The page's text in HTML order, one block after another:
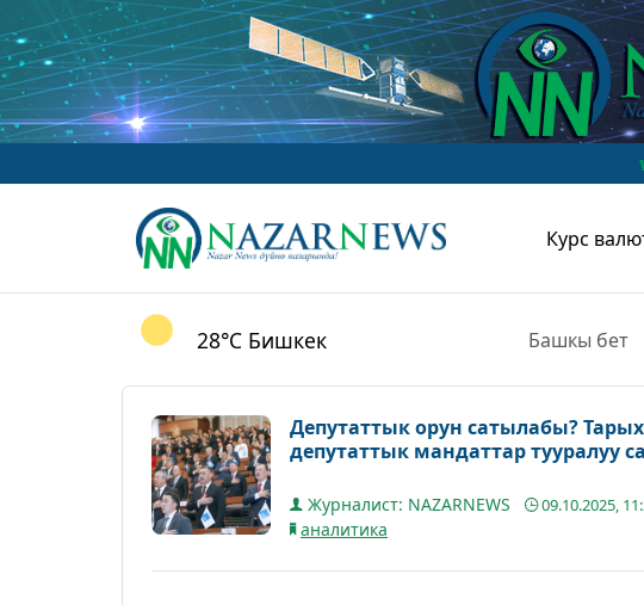
Курс
28°C Бишкек Башкы бет
Депутаттык орун сатылабы?
депутаттык мандаттар тууралуу
Журналист: NAZARNEWS 09.10.2025,
аналитика